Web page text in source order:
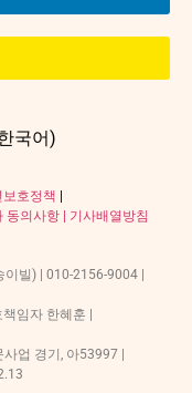
국어)
보호정책
의사항 | 기사배열방침
이빌) | 010-2156-9004 |
임자 한혜훈 |
업 경기, 아53997 |